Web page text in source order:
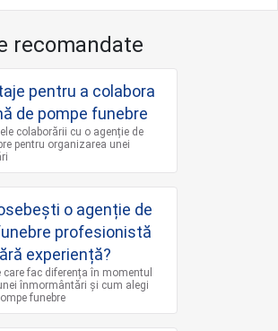
recomandate
pentru a colabora
de pompe funebre
colaborării cu o agenție de
pentru organizarea unei
o agenție de
profesionistă
experiență?
fac diferența în momentul
înmormântări și cum alegi
funebre